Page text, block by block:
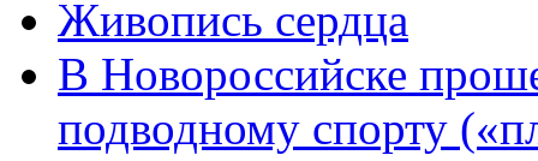
Живопись сердца
В Новороссийске
подводному спорту